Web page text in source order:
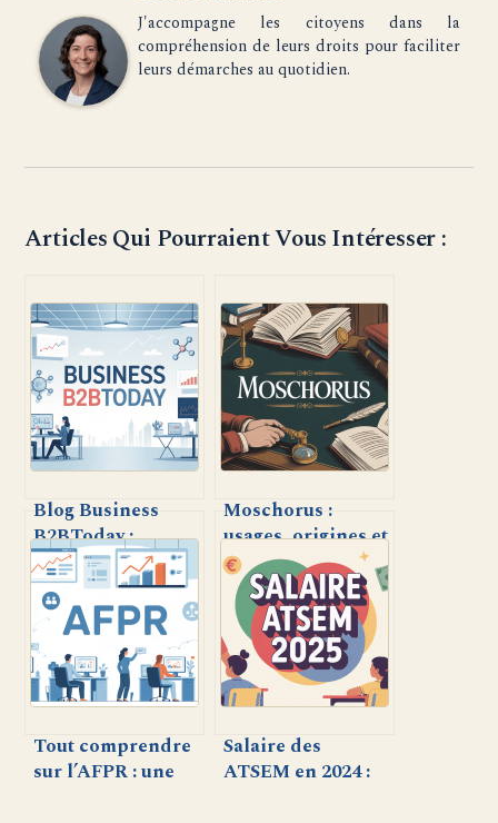
J'accompagne les citoyens dans la
compréhension de leurs droits pour faciliter
leurs démarches au quotidien.
Articles Qui Pourraient Vous Intéresser :
Blog Business
B2BToday :
tendances,
conseils et
analyses pour
booster votre
stratégie B2B
Moschorus :
usages, origines et
intérêts du terme
dans différents
contextes
Tout comprendre
sur l’AFPR : une
Salaire des
ATSEM en 2024 :